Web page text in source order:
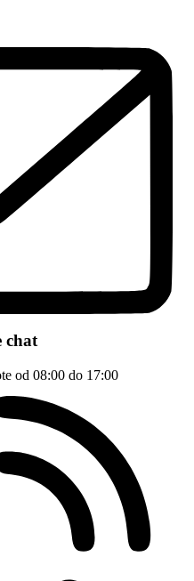
chat
od 08:00 do 17:00